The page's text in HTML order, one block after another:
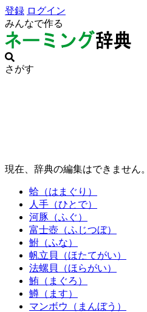
登録 ログイン
みんなで作る
さがす
現在、辞典の編集はできません。
蛤（はまぐり）
人手（ひとで）
河豚（ふぐ）
富士壺（ふじつぼ）
鮒（ふな）
帆立貝（ほたてがい）
法螺貝（ほらがい）
鮪（まぐろ）
鱒（ます）
マンボウ（まんぼう）